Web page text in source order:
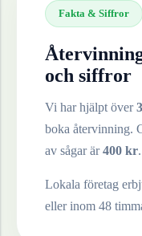
Fakta & Siffror
och siffror
Vi har hjälpt över
boka återvinning.
av sågarär400 kr.
Lokala företag
eller inom 48